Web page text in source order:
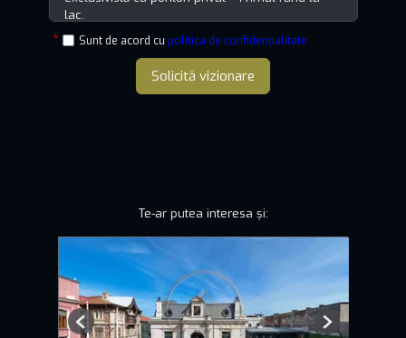
Sunt de acord cu politica de confidențialitate
Solicită vizionare
Te-ar putea interesa și:
Previous Next